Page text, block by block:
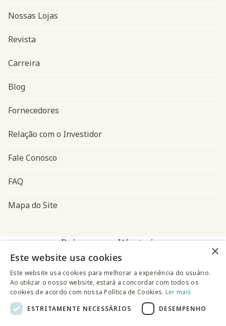
Navegação do rodapé
Nossas Lojas
Revista
Carreira
Blog
Fornecedores
Relação com o Investidor
Fale Conosco
FAQ
Mapa do Site
Baixe o app Westwing
×
Este website usa cookies
Este website usa cookies para melhorar a experiência do usuário.
Ao utilizar o nosso website, estará a concordar com todos os
cookies de acordo com nossa Política de Cookies. Ler mais
ESTRITAMENTE NECESSÁRIOS
DESEMPENHO